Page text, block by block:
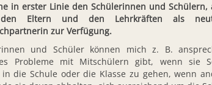
in erster Linie den Schülerinnen und Schülern,
Eltern und den Lehrkräften als
zur Verfügung.
und Schüler können mich z. B.
Probleme mit Mitschülern gibt, wenn sie
in die Schule oder die Klasse zu gehen, wenn